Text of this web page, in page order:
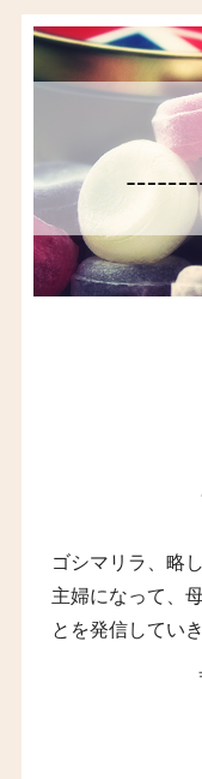
ゴシマリラ、略
主婦になって、
とを発信していき